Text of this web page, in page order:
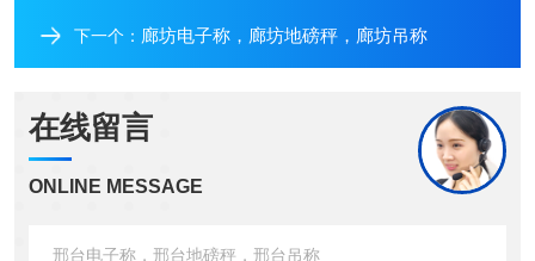
下一个： 廊坊电子称，廊坊地磅秤，廊坊吊称
在线留言
ONLINE MESSAGE